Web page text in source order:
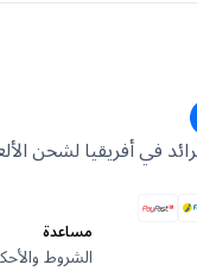
أفريقيا لشحن الألعاب
مساعدة
الشروط والأحكام